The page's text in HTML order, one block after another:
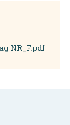
NR_F.pdf